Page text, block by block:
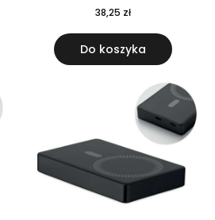
38,25 zł
Do koszyka